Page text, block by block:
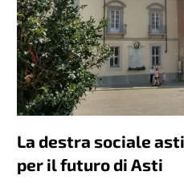
La destra sociale
per il futuro di Asti